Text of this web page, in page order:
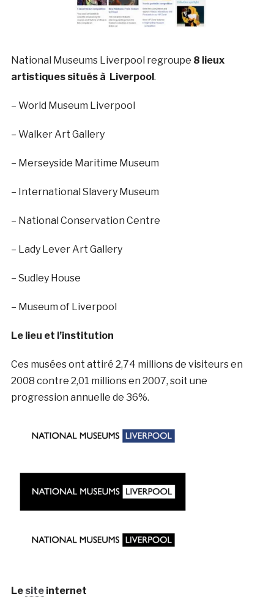
National Museums Liverpool regroupe 8 lieux
artistiques situés à Liverpool .
– World Museum Liverpool
– Walker Art Gallery
– Merseyside Maritime Museum
– International Slavery Museum
– National Conservation Centre
– Lady Lever Art Gallery
– Sudley House
– Museum of Liverpool
Le lieu et l’institution
Ces musées ont attiré 2,74 millions de visiteurs en
2008 contre 2,01 millions en 2007, soit une
progression annuelle de 36%.
Le siteinternet